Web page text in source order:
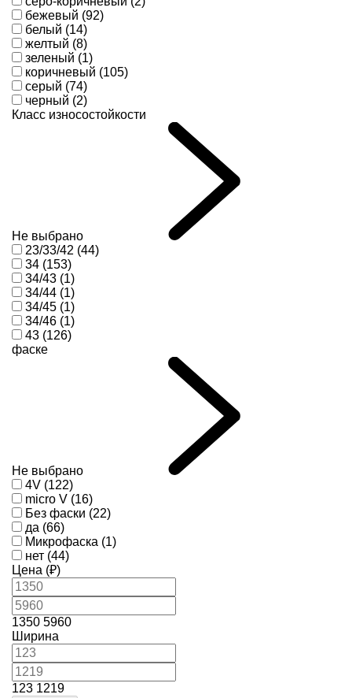
бежевый (92)
белый (14)
желтый (8)
зеленый (1)
коричневый (105)
серый (74)
черный (2)
Класс износостойкости
Не выбрано
23/33/42 (44)
34 (153)
34/43 (1)
34/44 (1)
34/45 (1)
34/46 (1)
43 (126)
фаске
Не выбрано
4V (122)
micro V (16)
Без фаски (22)
да (66)
Микрофаска (1)
нет (44)
Цена (₽)
1350 5960
Ширина
123 1219